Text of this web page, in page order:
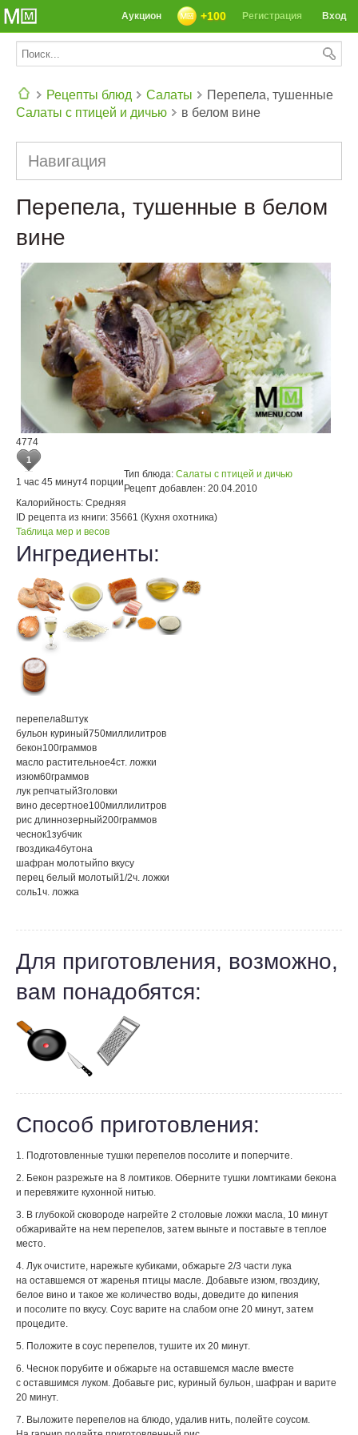
Вход
Регистрация
+100
Аукцион
Рецепты блюд
Салаты
Салаты с птицей и дичью
Перепела, тушенные
в белом вине
Навигация
Перепела, тушенные в белом
вине
4774
1
1 час 45 минут4 порции
Тип блюда: Салаты с птицей и дичью
Рецепт добавлен: 20.04.2010
Калорийность: Средняя
ID рецепта из книги: 35661 (Кухня охотника)
Таблица мер и весов
Ингредиенты:
перепела8штук
бульон куриный750миллилитров
бекон100граммов
масло растительное4ст. ложки
изюм60граммов
лук репчатый3головки
вино десертное100миллилитров
рис длиннозерный200граммов
чеснок1зубчик
гвоздика4бутона
шафран молотыйпо вкусу
перец белый молотый1/2ч. ложки
соль1ч. ложка
Для приготовления, возможно,
вам понадобятся:
Способ приготовления:
1. Подготовленные тушки перепелов посолите и поперчите.
2. Бекон разрежьте на 8 ломтиков. Оберните тушки ломтиками бекона
и перевяжите кухонной нитью.
3. В глубокой сковороде нагрейте 2 столовые ложки масла, 10 минут
обжаривайте на нем перепелов, затем выньте и поставьте в теплое
место.
4. Лук очистите, нарежьте кубиками, обжарьте 2/3 части лука
на оставшемся от жаренья птицы масле. Добавьте изюм, гвоздику,
белое вино и такое же количество воды, доведите до кипения
и посолите по вкусу. Соус варите на слабом огне 20 минут, затем
процедите.
5. Положите в соус перепелов, тушите их 20 минут.
6. Чеснок порубите и обжарьте на оставшемся масле вместе
с оставшимся луком. Добавьте рис, куриный бульон, шафран и варите
20 минут.
7. Выложите перепелов на блюдо, удалив нить, полейте соусом.